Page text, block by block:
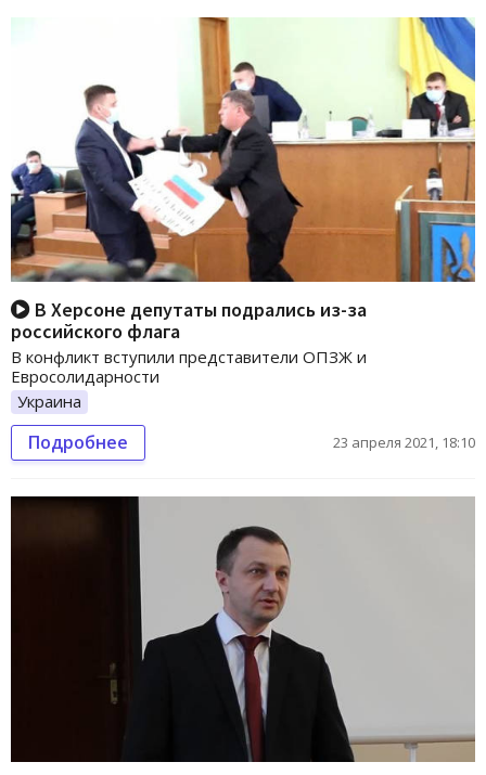
В Херсоне депутаты подрались из-за
российского флага
В конфликт вступили представители ОПЗЖ и
Евросолидарности
Украина
Подробнее 23 апреля 2021, 18:10